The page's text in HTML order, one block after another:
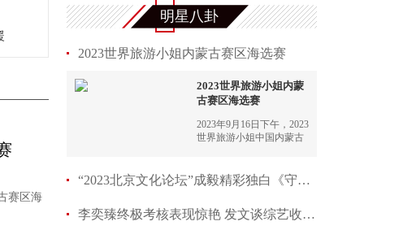
赛区海
明星八卦
2023世界旅游小姐内蒙古赛区海选赛
2023世界旅游小姐内蒙
古赛区海选赛
2023年9月16日下午，2023
世界旅游小姐中国内蒙古
“2023北京文化论坛”成毅精彩独白《守护》篇跨
李奕臻终极考核表现惊艳 发文谈综艺收官成长感